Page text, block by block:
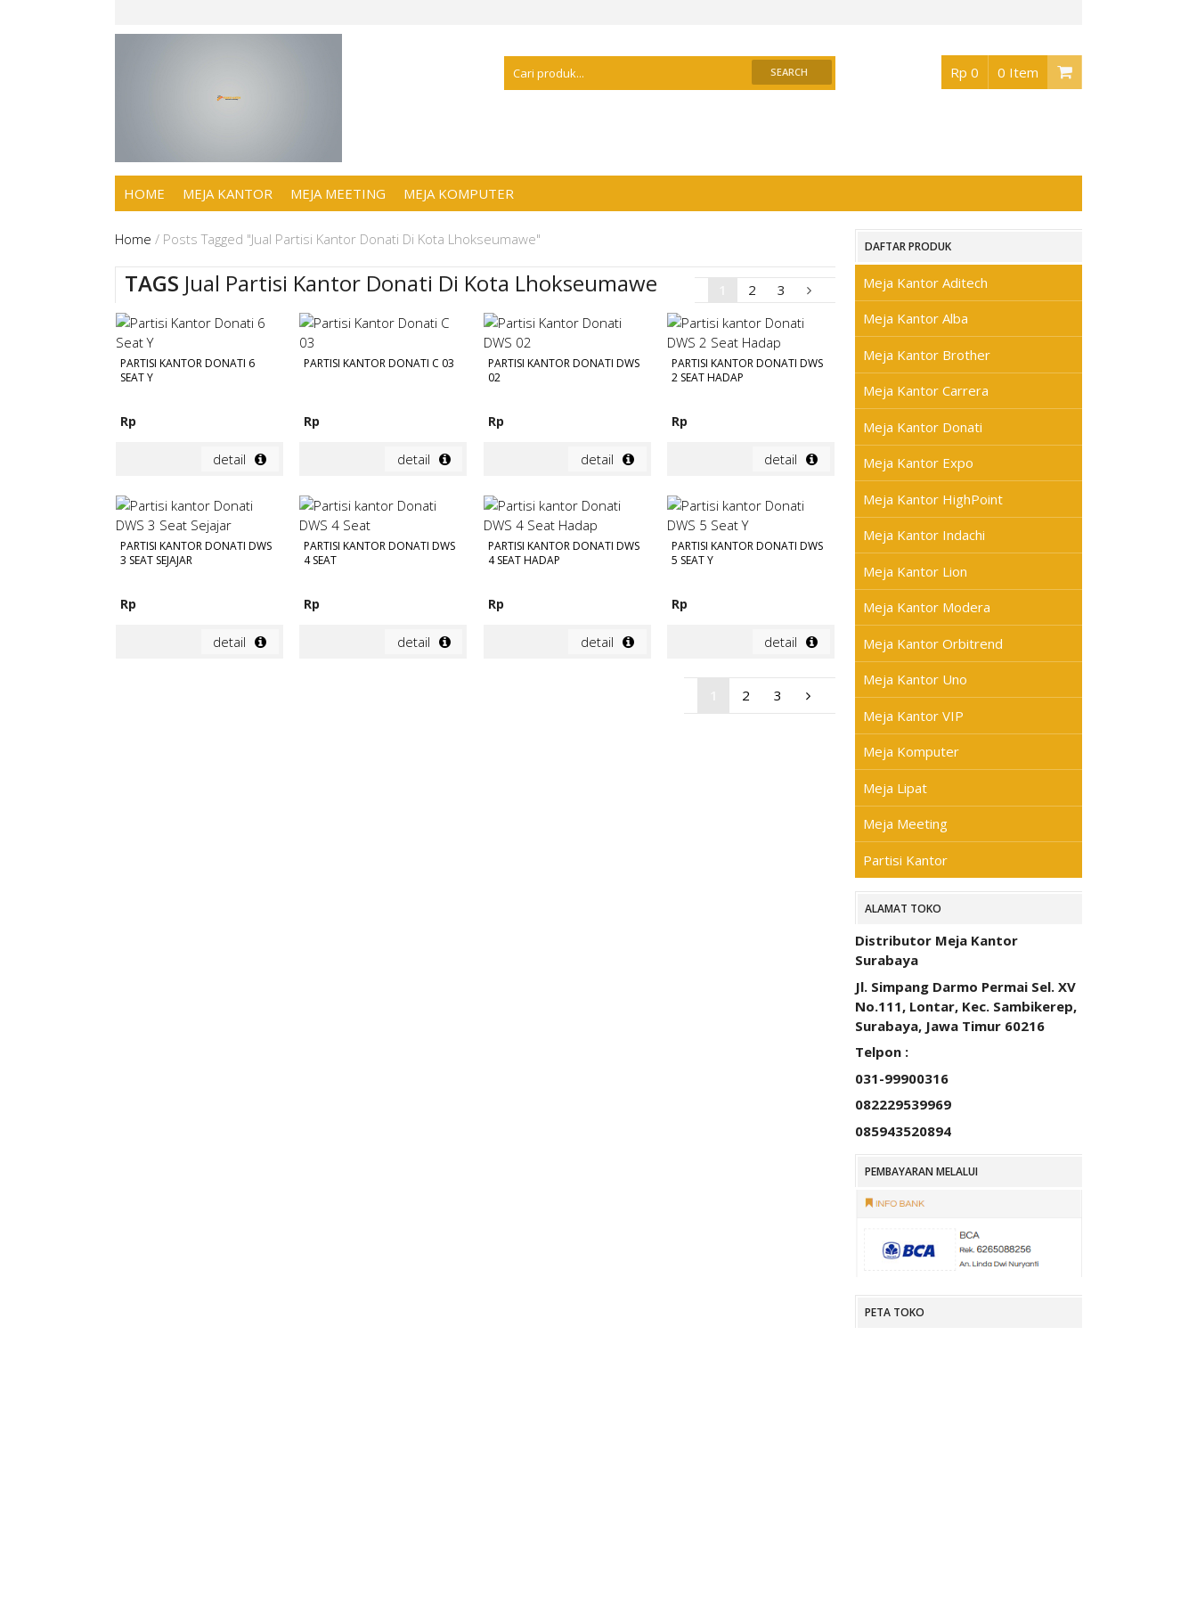
Rp 0 0 Item
HOME MEJA KANTOR MEJA MEETING MEJA KOMPUTER
Home / Posts Tagged "Jual Partisi Kantor Donati Di Kota Lhokseumawe"
TAGS Jual Partisi Kantor Donati Di Kota Lhokseumawe 2 3
PARTISI KANTOR DONATI 6
SEAT Y
Rp
detail
PARTISI KANTOR DONATI C 03
Rp
detail
PARTISI KANTOR DONATI DWS
02
Rp
detail
PARTISI KANTOR DONATI DWS
2 SEAT HADAP
Rp
detail
PARTISI KANTOR DONATI DWS
3 SEAT SEJAJAR
Rp
detail
PARTISI KANTOR DONATI DWS
4 SEAT
Rp
detail
PARTISI KANTOR DONATI DWS
4 SEAT HADAP
Rp
detail
PARTISI KANTOR DONATI DWS
5 SEAT Y
Rp
detail
2 3
DAFTAR PRODUK
Meja Kantor Aditech
Meja Kantor Alba
Meja Kantor Brother
Meja Kantor Carrera
Meja Kantor Donati
Meja Kantor Expo
Meja Kantor HighPoint
Meja Kantor Indachi
Meja Kantor Lion
Meja Kantor Modera
Meja Kantor Orbitrend
Meja Kantor Uno
Meja Kantor VIP
Meja Komputer
Meja Lipat
Meja Meeting
Partisi Kantor
ALAMAT TOKO
Distributor Meja Kantor
Surabaya
Jl. Simpang Darmo Permai Sel. XV
No.111, Lontar, Kec. Sambikerep,
Surabaya, Jawa Timur 60216
Telpon :
031-99900316
082229539969
085943520894
PEMBAYARAN MELALUI
PETA TOKO